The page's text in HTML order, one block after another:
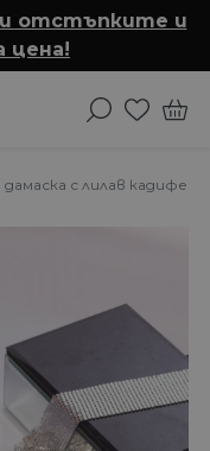
отстъпките и
цена!
с лилав кадифен